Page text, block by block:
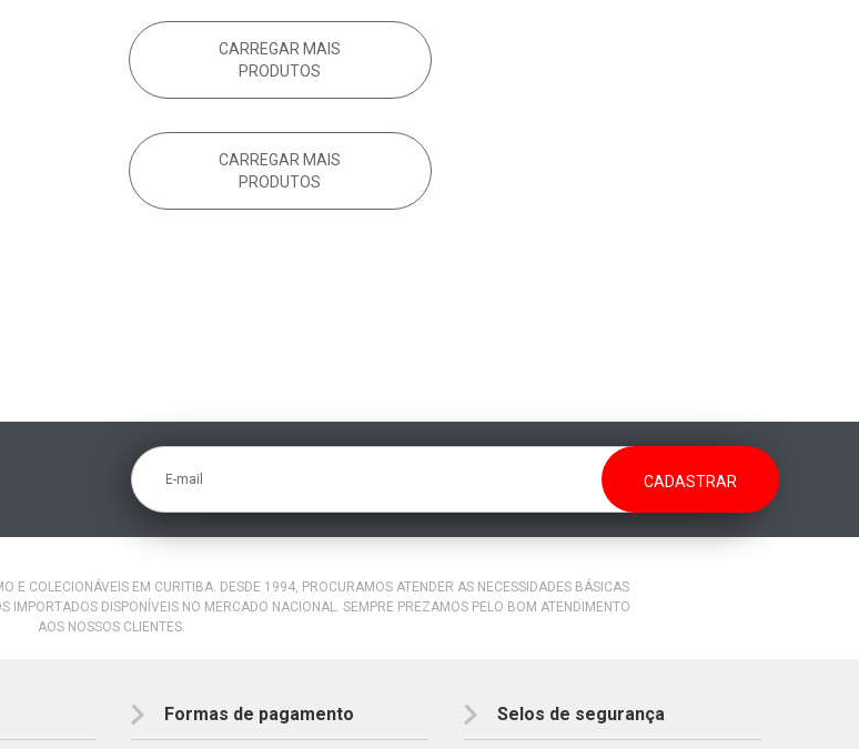
CARREGAR MAIS
PRODUTOS
CARREGAR MAIS
PRODUTOS
E-mail
E COLECIONÁVEIS EM CURITIBA. DESDE 1994, PROCURAMOS ATENDER AS NECESSIDADES BÁSICAS
IMPORTADOS DISPONÍVEIS NO MERCADO NACIONAL. SEMPRE PREZAMOS PELO BOM ATENDIMENTO
AOS NOSSOS CLIENTES.
Formas de pagamento Selos de segurança